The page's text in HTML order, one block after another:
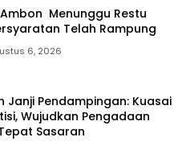
Menunggu Restu
Telah Rampung
6, 2026
Janji Pendampingan: Kuasai
Wujudkan Pengadaan
Sasaran